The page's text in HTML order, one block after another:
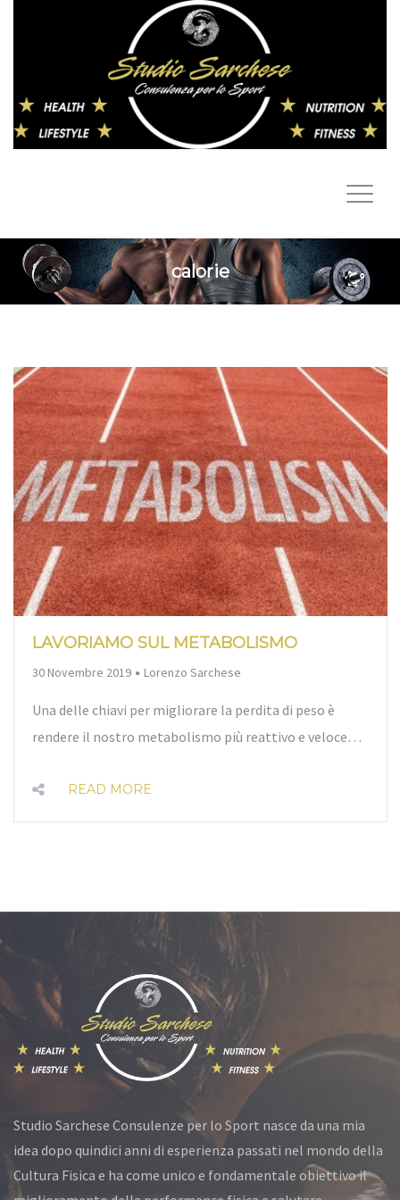
calorie
LAVORIAMO SUL METABOLISMO
30 Novembre 2019 By
Lorenzo Sarchese
Una delle chiavi per migliorare la perdita di peso è
rendere il nostro metabolismo più reattivo e veloce…
READ MORE
Studio Sarchese Consulenze per lo Sport nasce da una mia
idea dopo quindici anni di esperienza passati nel mondo della
Cultura Fisica e ha come unico e fondamentale obiettivo il